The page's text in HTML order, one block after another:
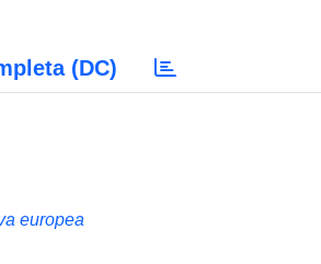
(DC)
europea